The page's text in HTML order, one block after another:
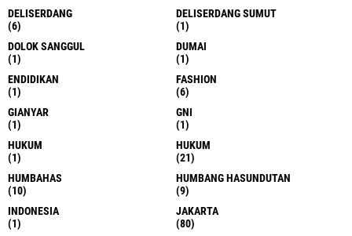
DELISERDANG
(6)
DELISERDANG SUMUT
(1)
DOLOK SANGGUL
(1)
DUMAI
(1)
ENDIDIKAN
(1)
FASHION
(6)
GIANYAR
(1)
GNI
(1)
HUKUM
(1)
HUKUM
(21)
HUMBAHAS
(10)
HUMBANG HASUNDUTAN
(9)
INDONESIA
(1)
JAKARTA
(80)